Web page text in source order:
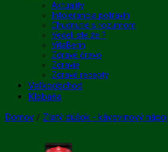
Aktuality
Intolerancia potravín
Chudnutie s rozumom
Vedeli ste že ?
VitaBerin
Zdravé črevo
Zdravie
Zdravé recepty
Veľkoobchod
Klobaňa
Domov / Zlatý dúšok - kávovinový nápoj